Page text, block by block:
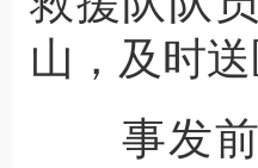
山，及时送
事发前